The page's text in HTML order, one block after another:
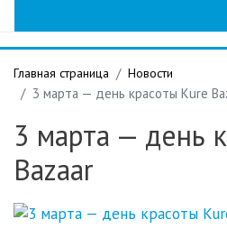
Главная страница Новости
3 марта — день красоты Kure
3 марта — день
Bazaar